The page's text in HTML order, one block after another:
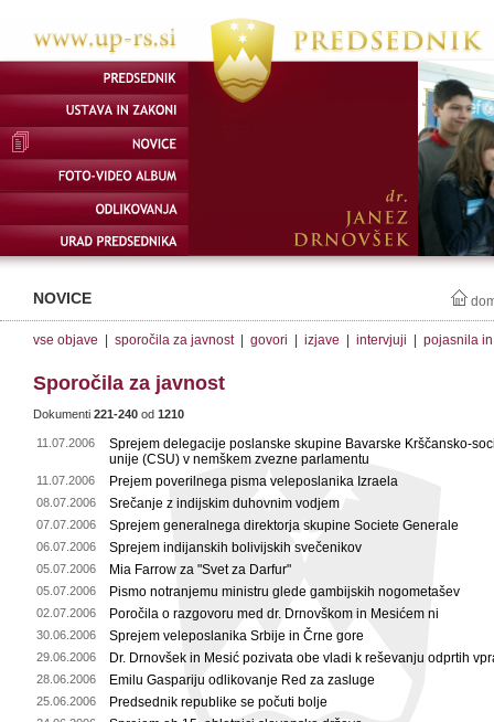
NOVICE
vse objave sporočila za javnost| govori izjave intervjuji pojasnila
Sporočila za javnost
Dokumenti 221-240 od 1210
11.07.2006
Sprejem delegacije poslanske skupine Bavarske Krščansko-
unije (CSU) v nemškem zvezne parlamentu
11.07.2006 Prejem poverilnega pisma veleposlanika Izraela
08.07.2006 Srečanje z indijskim duhovnim vodjem
07.07.2006 Sprejem generalnega direktorja skupine Societe Generale
06.07.2006 Sprejem indijanskih bolivijskih svečenikov
05.07.2006 Mia Farrow za "Svet za Darfur"
05.07.2006 Pismo notranjemu ministru glede gambijskih nogometašev
02.07.2006 Poročila o razgovoru med dr. Drnovškom in Mesićem ni
30.06.2006 Sprejem veleposlanika Srbije in Črne gore
29.06.2006 Dr. Drnovšek in Mesić pozivata obe vladi k reševanju odprtih
28.06.2006 Emilu Gaspariju odlikovanje Red za zasluge
25.06.2006 Predsednik republike se počuti bolje